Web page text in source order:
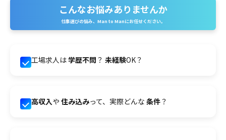
こんなお悩みありませんか
仕事選びの悩み、Man to Manにお任せください。
工場求人は学歴不問 ？ 未経験OK？
高収入や 住み込みって、実際どんな 条件？